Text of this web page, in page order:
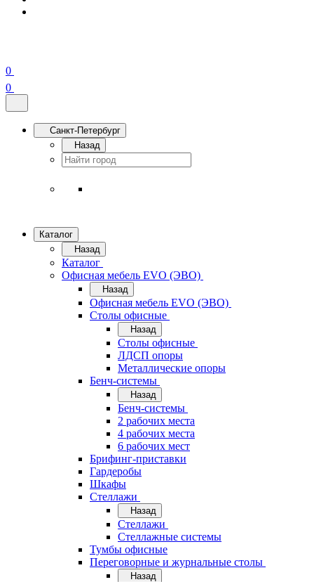
0
0
Санкт-Петербург
Назад
Каталог
Назад
Каталог
Офисная мебель EVO (ЭВО)
Назад
Офисная мебель EVO (ЭВО)
Cтолы офисные
Назад
Cтолы офисные
ЛДСП опоры
Металлические опоры
Бенч-системы
Назад
Бенч-системы
2 рабочих места
4 рабочих места
6 рабочих мест
Брифинг-приставки
Гардеробы
Шкафы
Стеллажи
Назад
Стеллажи
Стеллажные системы
Тумбы офисные
Переговорные и журнальные столы
Назад